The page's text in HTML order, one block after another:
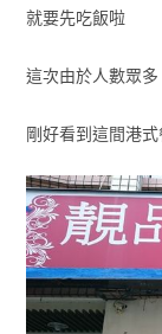
就要先吃飯啦
這次由於人數眾
剛好看到這間港